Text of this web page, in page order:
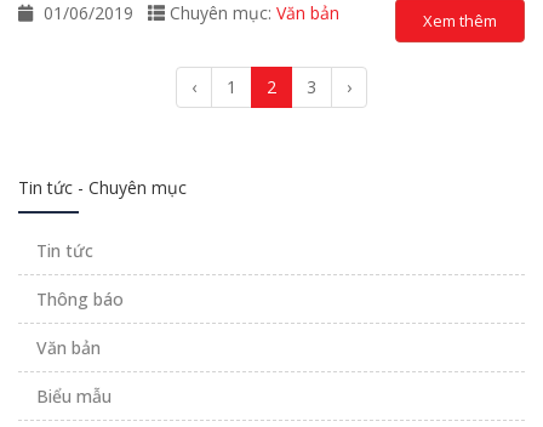
01/06/2019
Chuyên mục: Văn bản Xem thêm
‹ 1 2 3 ›
Tin tức - Chuyên mục
Tin tức
Thông báo
Văn bản
Biểu mẫu